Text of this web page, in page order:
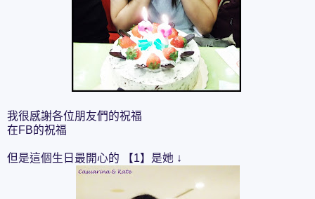
我很感謝各位朋友們的祝福
在FB的祝福
但是這個生日最開心的 【1】是她 ↓